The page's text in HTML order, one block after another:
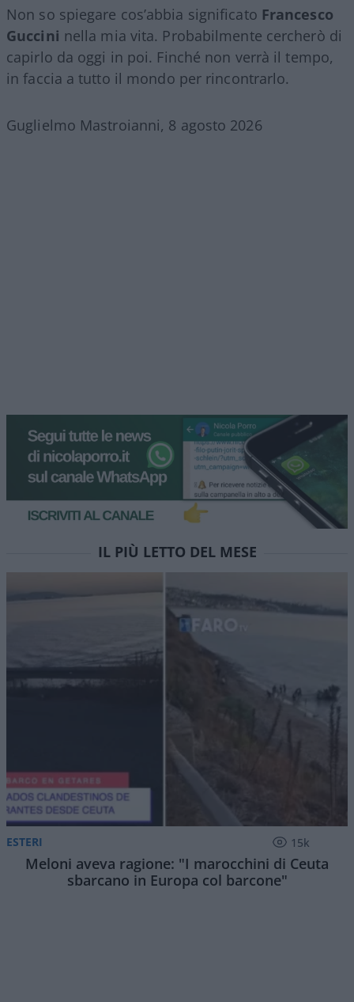
Non so spiegare cos’abbia significato Francesco
Guccini nella mia vita. Probabilmente cercherò di
capirlo da oggi in poi. Finché non verrà il tempo,
in faccia a tutto il mondo per rincontrarlo.
Guglielmo Mastroianni, 8 agosto 2026
IL PIÙ LETTO DEL MESE
ESTERI 15k
Meloni aveva ragione: "I marocchini di Ceuta
sbarcano in Europa col barcone"